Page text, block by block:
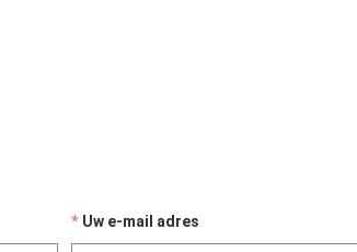
Uw e-mail adres